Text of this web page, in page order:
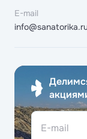
E-mail
E-mail